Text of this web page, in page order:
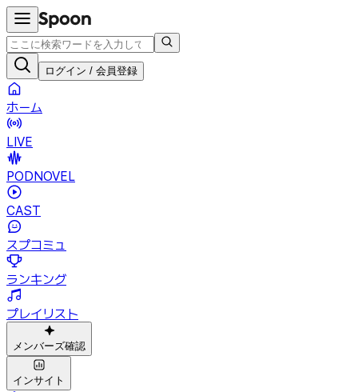
ログイン / 会員登録
ホーム
LIVE
PODNOVEL
CAST
スプコミュ
ランキング
プレイリスト
メンバーズ確認
インサイト